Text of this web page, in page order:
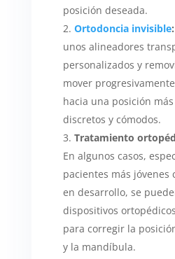
posición deseada.
Ortodoncia invisible:
unos alineadores
personalizados y
mover
hacia una posición
discretos y cómodos.
Tratamiento
En algunos casos,
pacientes más jóvenes
en desarrollo, se
dispositivos
para corregir la
y la mandíbula.